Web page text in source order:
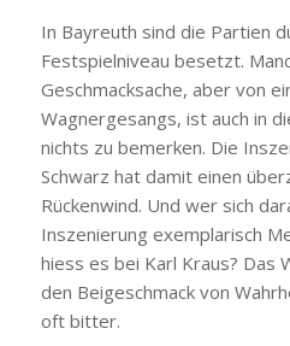
In Bayreuth sind die Partien
Festspielniveau besetzt.
Geschmacksache, aber von
Wagnergesangs, ist auch in
nichts zu bemerken. Die
Schwarz hat damit einen
Rückenwind. Und wer sich
Inszenierung exemplarisch
hiess es bei Karl Kraus? Das
den Beigeschmack von
oft bitter.